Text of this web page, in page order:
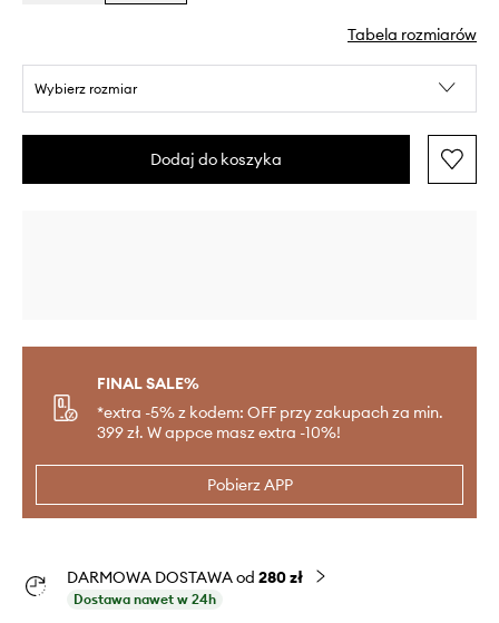
Tabela rozmiarów
Wybierz rozmiar
Dodaj do koszyka
FINAL SALE%
*extra -5% z kodem: OFF przy zakupach za min.
399 zł. W appce masz extra -10%!
Pobierz APP
DARMOWA DOSTAWA od 280 zł
Dostawa nawet w 24h